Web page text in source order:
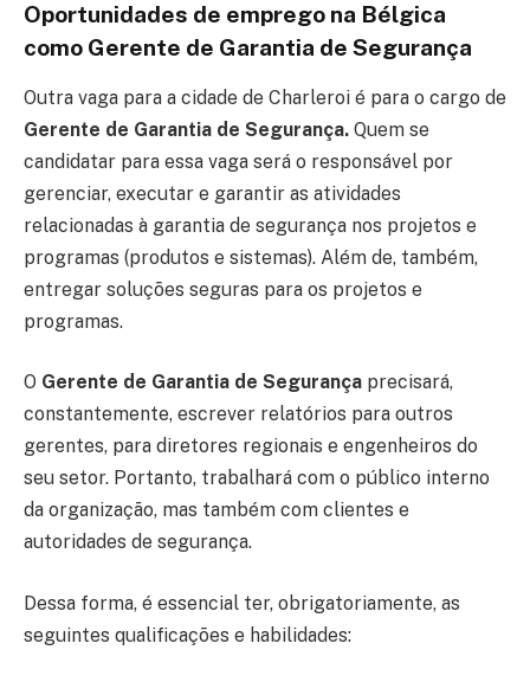
Oportunidades de emprego na Bélgica
como Gerente de Garantia de Segurança
Outra vaga para a cidade de Charleroi é para o cargo de
Gerente de Garantia de Segurança. Quem se
candidatar para essa vaga será o responsável por
gerenciar, executar e garantir as atividades
relacionadas à garantia de segurança nos projetos e
programas (produtos e sistemas). Além de, também,
entregar soluções seguras para os projetos e
programas.
O Gerente de Garantia de Segurança precisará,
constantemente, escrever relatórios para outros
gerentes, para diretores regionais e engenheiros do
seu setor. Portanto, trabalhará com o público interno
da organização, mas também com clientes e
autoridades de segurança.
Dessa forma, é essencial ter, obrigatoriamente, as
seguintes qualificações e habilidades: